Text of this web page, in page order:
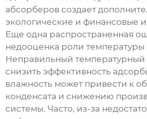
абсорберов создает
экологические и финансовые
Еще одна распространенная
недооценка роли температуры
Неправильный
снизить эффективность
влажность может привести к
конденсата и снижению
системы. Часто, из-за